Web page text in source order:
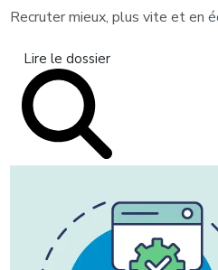
Recruter mieux, plus vite et en
Lire le dossier